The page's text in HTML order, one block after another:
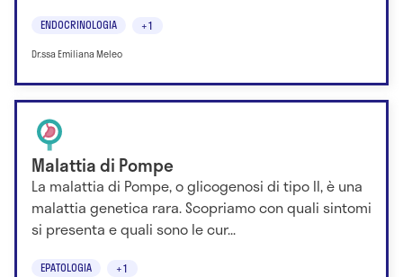
ENDOCRINOLOGIA +1
Dr.ssa Emiliana Meleo
Malattia di Pompe
La malattia di Pompe, o glicogenosi di tipo II, è una
malattia genetica rara. Scopriamo con quali sintomi
si presenta e quali sono le cur...
EPATOLOGIA +1